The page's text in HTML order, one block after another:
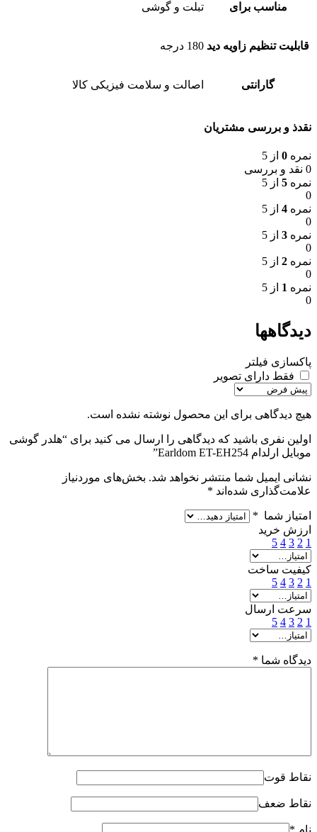
مناسب برای تبلت و گوشی
قابلیت تنظیم زاویه دید 180 درجه
گارانتی اصالت و سلامت فیزیکی کالا
نقدذ و بررسی مشتریان
نمره 0 از 5
0 نقد و بررسی
نمره 5 از 5
0
نمره 4 از 5
0
نمره 3 از 5
0
نمره 2 از 5
0
نمره 1 از 5
0
دیدگاهها
پاکسازی فیلتر
فقط دارای تصویر
هیچ دیدگاهی برای این محصول نوشته نشده است.
اولین نفری باشید که دیدگاهی را ارسال می کنید برای “هلدر گوشی
موبایل ارلدام Earldom ET-EH254”
نشانی ایمیل شما منتشر نخواهد شد. بخش‌های موردنیاز
علامت‌گذاری شده‌اند *
امتیاز شما *
ارزش خرید
1
2
3
4
5
کیفیت ساخت
1
2
3
4
5
سرعت ارسال
1
2
3
4
5
دیدگاه شما *
نقاط قوت
نقاط ضعف
نام *